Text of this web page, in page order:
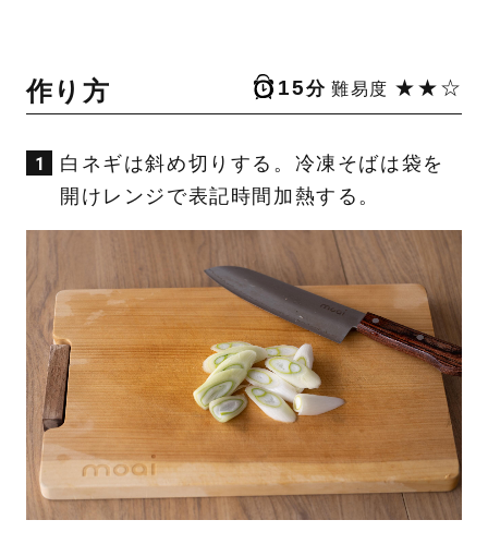
作り方 15分 難易度 ★★☆
白ネギは斜め切りする。冷凍そばは袋を
開けレンジで表記時間加熱する。